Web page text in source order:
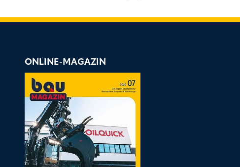
ONLINE-MAGAZIN